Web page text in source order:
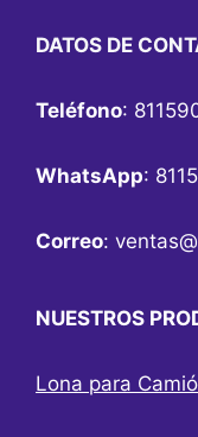
DATOS DE
Teléfono:
WhatsApp:
Correo:
NUESTROS
Lona para